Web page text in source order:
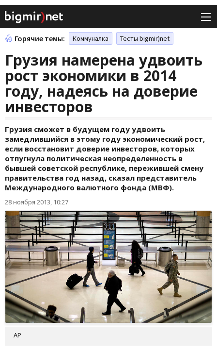
Горячие темы: Коммуналка Тесты bigmir)net
Грузия намерена удвоить
рост экономики в 2014
году, надеясь на доверие
инвесторов
Грузия сможет в будущем году удвоить
замедлившийся в этому году экономический рост,
если восстановит доверие инвесторов, которых
отпугнула политическая неопределенность в
бывшей советской республике, пережившей смену
правительства год назад, сказал представитель
Международного валютного фонда (МВФ).
28 ноября 2013, 10:27
AP